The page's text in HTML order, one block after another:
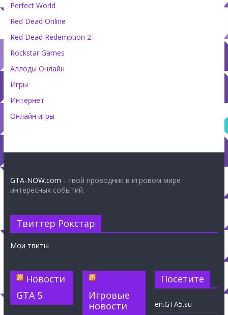
Perfect World
Red Dead Online
Red Dead Redemption 2
Rockstar Games
Аллоды Онлайн
Игры
Интернет
Онлайн игры
GTA-NOW.com - твой проводник в игровом мире
интересных событий.
Твиттер Рокстар
Мои твиты
Новости
GTA 5
Игровые
новости
Посетите
en.GTA5.su